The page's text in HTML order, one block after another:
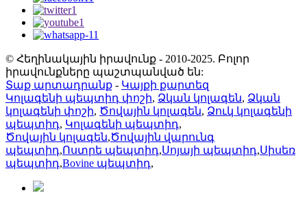
© Հեղինակային իրավունք - 2010-2025. Բոլոր
իրավունքները պաշտպանված են:
Տաք արտադրանք - Կայքի քարտեզ
Կոլագենի պեպտիդ փոշի, Ձկան կոլագեն, Ձկան
կոլագենի փոշի, Ծովային կոլագեն, Ձուկ կոլագենի
պեպտիդ, Կոլագենի պեպտիդ,
Ծովային կոլագեն,Ծովային վարունգ
պեպտիդ,Ոստրե պեպտիդ,Սոյայի պեպտիդ,Սիսեռ
պեպտիդ,Bovine պեպտիդ,